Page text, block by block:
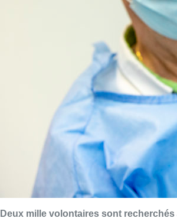
Deux mille volontaires sont